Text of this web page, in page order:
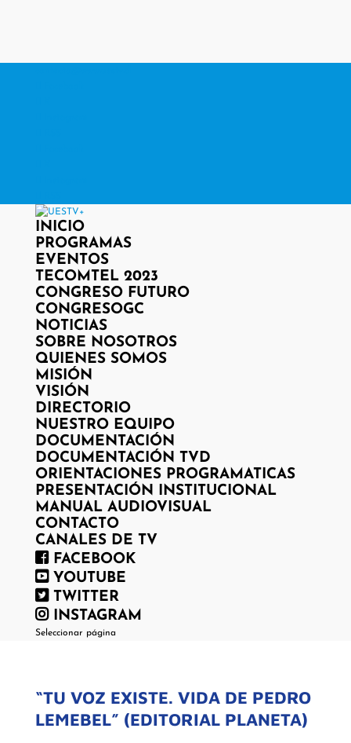
INICIO
PROGRAMAS
EVENTOS
TECOMTEL 2023
CONGRESO FUTURO
CONGRESOGC
NOTICIAS
SOBRE NOSOTROS
QUIENES SOMOS
MISIÓN
VISIÓN
DIRECTORIO
NUESTRO EQUIPO
DOCUMENTACIÓN
DOCUMENTACIÓN TVD
ORIENTACIONES PROGRAMATICAS
PRESENTACIÓN INSTITUCIONAL
MANUAL AUDIOVISUAL
CONTACTO
CANALES DE TV
FACEBOOK
YOUTUBE
TWITTER
INSTAGRAM
Seleccionar página
“TU VOZ EXISTE. VIDA DE PEDRO
LEMEBEL” (EDITORIAL PLANETA)